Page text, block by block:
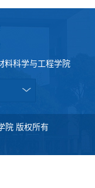
料科学与工程学院
院 版权所有